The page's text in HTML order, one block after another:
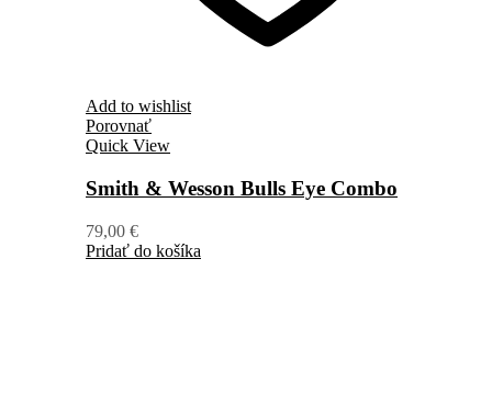
Add to wishlist
Porovnať
Quick View
Smith & Wesson Bulls Eye Combo
79,00 €
Pridať do košíka